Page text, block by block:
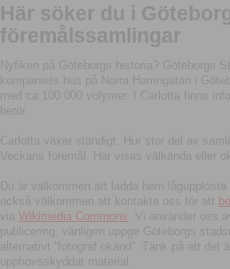
Här söker du i
föremålssamlingar
Nyfiken på Göteborgs historia? Göteborgs
kompaniets hus på Norra Hamngatan i
med ca 100 000 volymer. I Carlotta finns
berör.
Carlotta växer ständigt. Hur stor del av
Veckans föremål. Här visas välkända eller
Du är välkommen att ladda hem
också välkommen att kontakta oss för att
via Wikimedia Commons . Vi använder oss
publicering, vänligen uppge Göteborgs
alternativt ”fotograf okänd”. Tänk på att
upphovsskyddat material.